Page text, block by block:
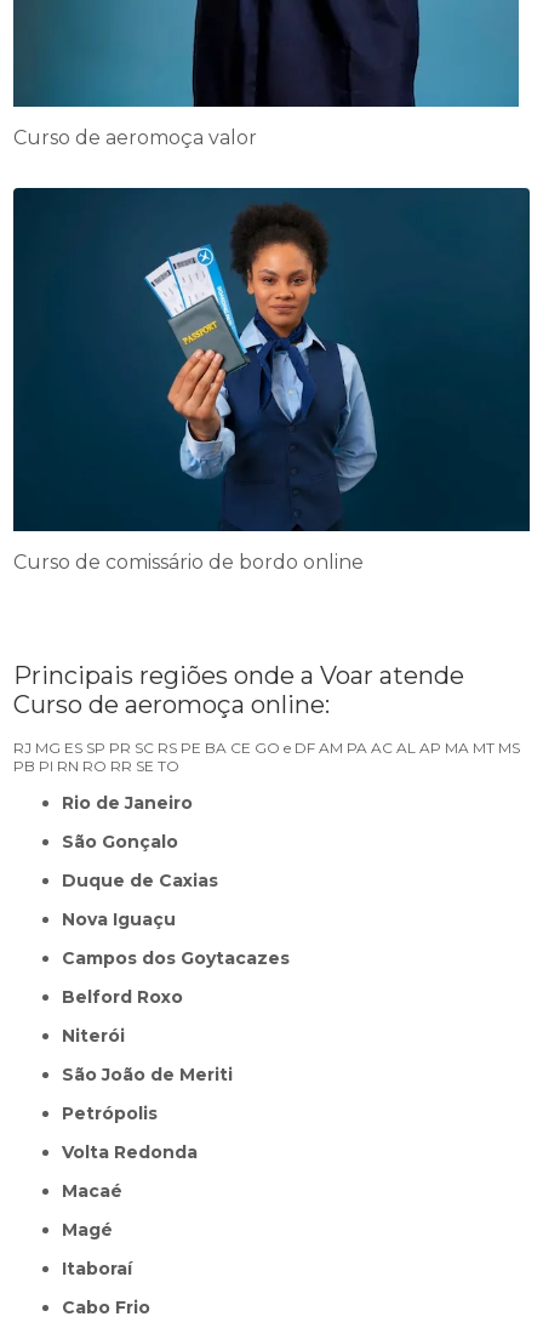
Curso de aeromoça valor
Curso de comissário de bordo online
Principais regiões onde a Voar atende
Curso de aeromoça online:
RJ MG ES SP PR SC RS PE BA CE GO e DF AM PA AC AL AP MA MT MS
PB PI RN RO RR SE TO
Rio de Janeiro
São Gonçalo
Duque de Caxias
Nova Iguaçu
Campos dos Goytacazes
Belford Roxo
Niterói
São João de Meriti
Petrópolis
Volta Redonda
Macaé
Magé
Itaboraí
Cabo Frio